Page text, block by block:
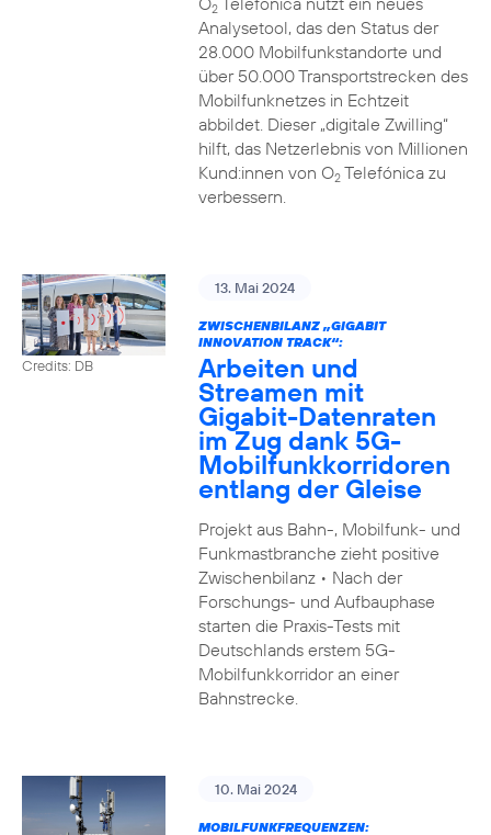
2
Analysetool, das den Status der
28.000 Mobilfunkstandorte und
über 50.000 Transportstrecken des
Mobilfunknetzes in Echtzeit
abbildet. Dieser „digitale Zwilling“
hilft, das Netzerlebnis von Millionen
Kund:innen von O2Telefónica zu
verbessern.
Credits: DB
13. Mai 2024
ZWISCHENBILANZ „GIGABIT
INNOVATION TRACK“:
Arbeiten und
Streamen mit
Gigabit-Datenraten
im Zug dank 5G-
Mobilfunkkorridoren
entlang der Gleise
Projekt aus Bahn-, Mobilfunk- und
Funkmastbranche zieht positive
Zwischenbilanz • Nach der
Forschungs- und Aufbauphase
starten die Praxis-Tests mit
Deutschlands erstem 5G-
Mobilfunkkorridor an einer
Bahnstrecke.
10. Mai 2024
MOBILFUNKFREQUENZEN: